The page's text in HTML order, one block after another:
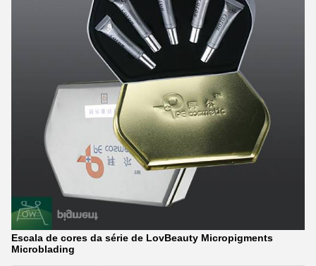
Escala de cores da série de LovBeauty Micropigments
Microblading